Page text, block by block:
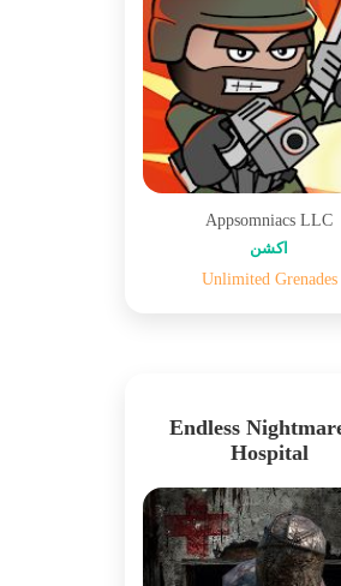
Appsomniacs LLC
اکشن
Unlimited Grenades
Endless
Hospital